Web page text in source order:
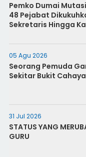
Pemko Dumai
48 Pejabat
Sekretaris Hingga
05 Agu 2026
Seorang Pemuda
Sekitar Bukit Cahaya
31 Jul 2026
STATUS YANG
GURU